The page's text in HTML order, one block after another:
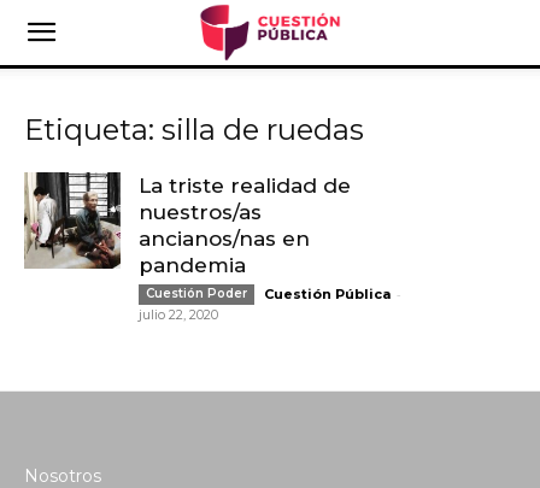
Etiqueta: silla de ruedas
La triste realidad de
nuestros/as
ancianos/nas en
pandemia
Cuestión Poder Cuestión Pública -
julio 22, 2020
Nosotros